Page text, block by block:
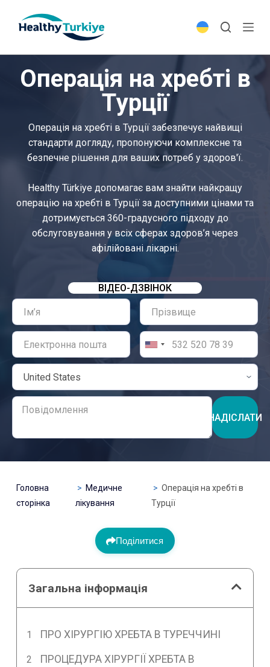
p
Операція на хребті в
Турції
Операція на хребті в Турції забезпечує найвищі
стандарти догляду, пропонуючи комплексне та
безпечне рішення для ваших потреб у здоров'ї.
Healthy Türkiye допомагає вам знайти найкращу
операцію на хребті в Турції за доступними цінами та
дотримується 360-градусного підходу до
обслуговування у всіх сферах здоров’я через
афілійовані лікарні.
ВІДЕО-ДЗВІНОК
НАДІСЛАТИ
Головна
сторінка
Медичне
лікування
Операція на хребті в
Турції
Поділитися
Загальна інформація
ПРО ХІРУРГІЮ ХРЕБТА В ТУРЕЧЧИНІ
ПРОЦЕДУРА ХІРУРГІЇ ХРЕБТА В